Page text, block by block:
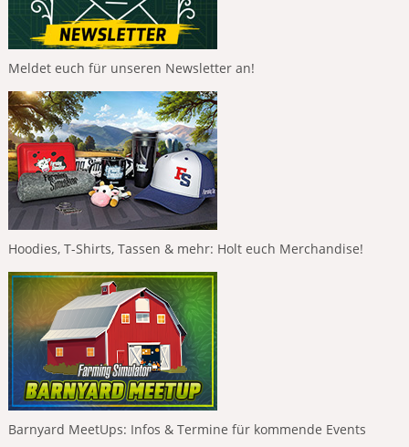
Meldet euch für unseren Newsletter an!
Hoodies, T-Shirts, Tassen & mehr: Holt euch Merchandise!
Barnyard MeetUps: Infos & Termine für kommende Events